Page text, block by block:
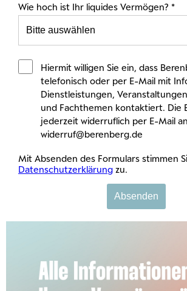
Wie hoch ist Ihr liquides Vermögen? *
Hiermit willigen Sie ein, dass
telefonisch oder per E-Mail mit
Dienstleistungen,
und Fachthemen kontaktiert. Die
jederzeit widerruflich per E-Mail an
widerruf@berenberg.de
Mit Absenden des Formulars stimmen
Datenschutzerklärung zu.
Absenden